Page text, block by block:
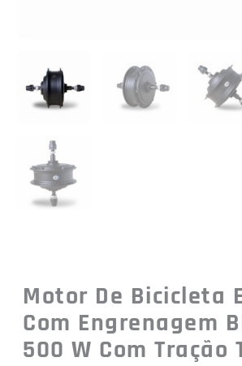
Motor De Bicicleta
Com Engrenagem
500 W Com Tração